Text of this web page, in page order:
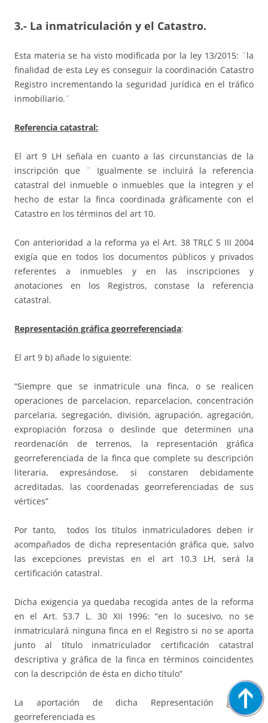
3.- La inmatriculación y el Catastro.
Esta materia se ha visto modificada por la ley 13/2015: ¨la
finalidad de esta Ley es conseguir la coordinación Catastro
Registro incrementando la seguridad jurídica en el tráfico
inmobiliario.¨
Referencia catastral:
El art 9 LH señala en cuanto a las circunstancias de la
inscripción que ¨ Igualmente se incluirá la referencia
catastral del inmueble o inmuebles que la integren y el
hecho de estar la finca coordinada gráficamente con el
Catastro en los términos del art 10.
Con anterioridad a la reforma ya el Art. 38 TRLC 5 III 2004
exigía que en todos los documentos públicos y privados
referentes a inmuebles y en las inscripciones y
anotaciones en los Registros, constase la referencia
catastral.
Representación gráfica georreferenciada:
El art 9 b) añade lo siguiente:
“Siempre que se inmatricule una finca, o se realicen
operaciones de parcelacion, reparcelacion, concentración
parcelaria, segregación, división, agrupación, agregación,
expropiación forzosa o deslinde que determinen una
reordenación de terrenos, la representación gráfica
georreferenciada de la finca que complete su descripción
literaria, expresándose, si constaren debidamente
acreditadas, las coordenadas georreferenciadas de sus
vértices”
Por tanto, todos los títulos inmatriculadores deben ir
acompañados de dicha representación gráfica que, salvo
las excepciones previstas en el art 10.3 LH, será la
certificación catastral.
Dicha exigencia ya quedaba recogida antes de la reforma
en el Art. 53.7 L. 30 XII 1996: “en lo sucesivo, no se
inmatriculará ninguna finca en el Registro si no se aporta
junto al título inmatriculador certificación catastral
descriptiva y gráfica de la finca en términos coincidentes
con la descripción de ésta en dicho título”
La aportación de dicha Representación gráfica
georreferenciada es